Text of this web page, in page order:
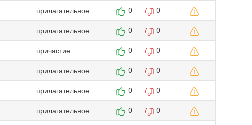
прилагательное 0 0
прилагательное 0 0
причастие 0 0
прилагательное 0 0
прилагательное 0 0
прилагательное 0 0